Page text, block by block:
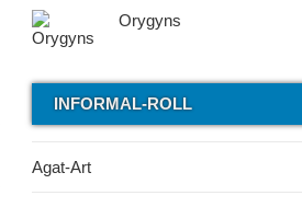
Orygyns
INFORMAL-ROLL
Agat-Art